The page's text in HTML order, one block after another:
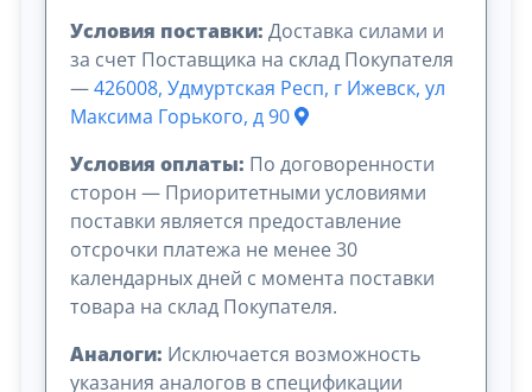
Условия поставки: Доставка силами и
за счет Поставщика на склад Покупателя
—426008, Удмуртская Респ, г Ижевск, ул
Максима Горького, д 90
Условия оплаты: По договоренности
сторон — Приоритетными условиями
поставки является предоставление
отсрочки платежа не менее 30
календарных дней с момента поставки
товара на склад Покупателя.
Аналоги: Исключается возможность
указания аналогов в спецификации